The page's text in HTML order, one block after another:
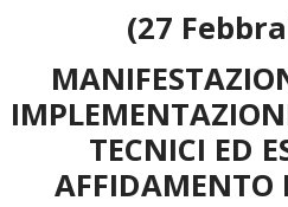
(27
TECNICI ED
AFFIDAMENTO